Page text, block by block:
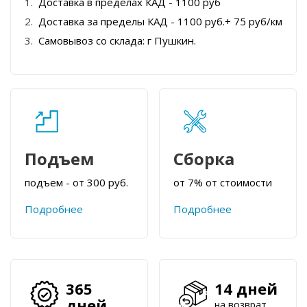
Доставка за пределы КАД - 1100 руб.+ 75 руб/км
Самовывоз со склада: г Пушкин.
Подъем
подъем - от 300 руб.
Подробнее
Сборка
от 7% от стоимости
Подробнее
365
14 дней